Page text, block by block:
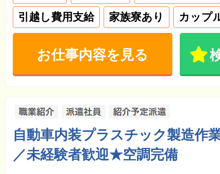
引越し費用支給
家族寮あり カップ
お仕事内容を見る
自動車内装プラスチック製造作
／未経験者歓迎★空調完備